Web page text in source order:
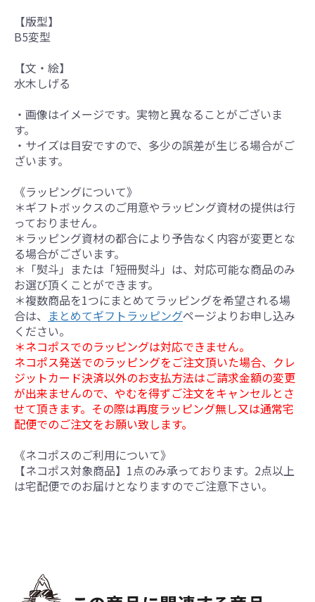
【版型】
B5変型
【文・絵】
水木しげる
・画像はイメージです。実物と異なることがございま
す。
・サイズは目安ですので、多少の誤差が生じる場合がご
ざいます。
《ラッピングについて》
＊ギフトボックスのご用意やラッピング資材の提供は行
っておりません。
＊ラッピング資材の都合により予告なく内容が変更とな
る場合がございます。
＊「熨斗」または「短冊熨斗」は、対応可能な商品のみ
お選び頂くことができます。
＊複数商品を1つにまとめてラッピングを希望される場
合は、 まとめてギフトラッピングページよりお申し込み
ください。
＊ネコポスでのラッピングは対応できません。
ネコポス発送でのラッピングをご注文頂いた場合、クレ
ジットカード決済以外のお支払方法はご請求金額の変更
が出来ませんので、やむを得ずご注文をキャンセルとさ
せて頂きます。その際は再度ラッピング無し又は通常宅
配便でのご注文をお願い致します。
《ネコポスのご利用について》
【ネコポス対象商品】1点のみ承っております。2点以上
は宅配便でのお届けとなりますのでご注意下さい。